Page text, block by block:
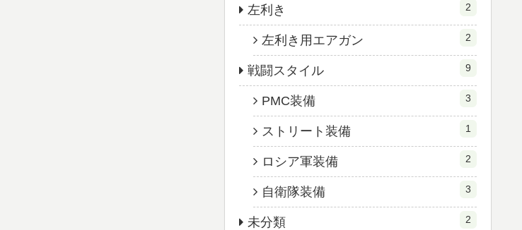
左利き 2
左利き用エアガン 2
戦闘スタイル 9
PMC装備 3
ストリート装備 1
ロシア軍装備 2
自衛隊装備 3
未分類 2